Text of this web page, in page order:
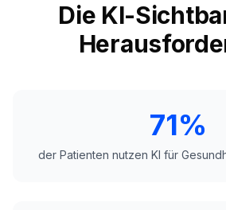
Analysen
Die KI-
71%
der Patienten nutzen KI für